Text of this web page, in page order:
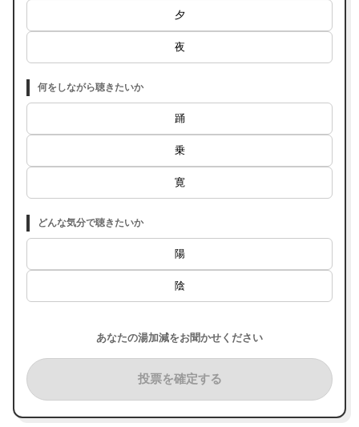
夕
夜
何をしながら聴きたいか
踊
乗
寛
どんな気分で聴きたいか
陽
陰
あなたの湯加減をお聞かせください
投票を確定する